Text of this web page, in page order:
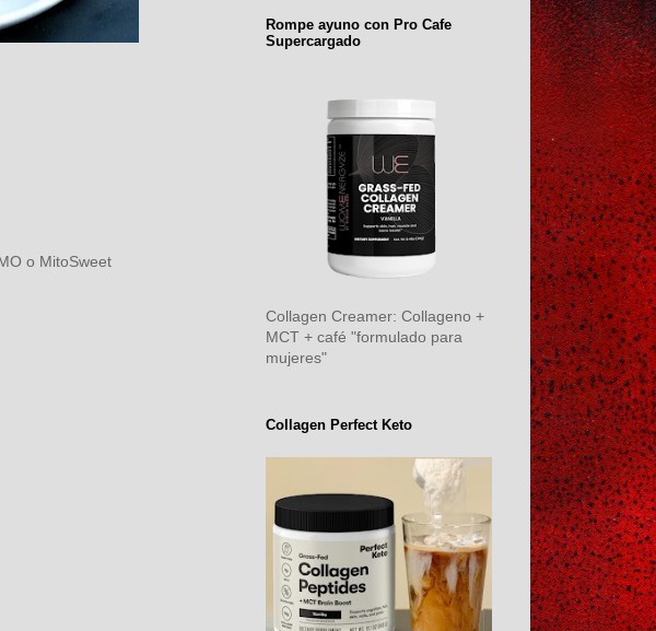
o MitoSweet
Rompe ayuno con Pro Cafe
Supercargado
Collagen Creamer: Collageno +
MCT + café "formulado para
mujeres"
Collagen Perfect Keto